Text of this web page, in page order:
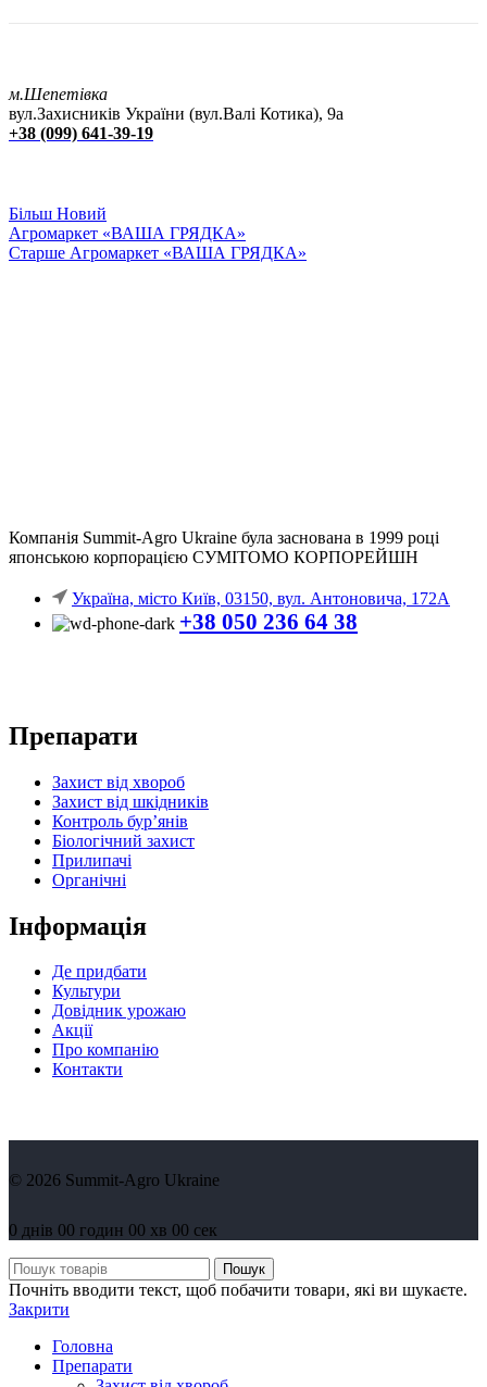
м.Шепетівка
вул.Захисників України (вул.Валі Котика), 9а
+38 (099) 641-39-19
Більш Новий
Агромаркет «ВАША ГРЯДКА»
Старше Агромаркет «ВАША ГРЯДКА»
Компанія Summit-Agro Ukraine була заснована в 1999 році
японською корпорацією СУМІТОМО КОРПОРЕЙШН
Україна, місто Київ, 03150, вул. Антоновича, 172А
+38 050 236 64 38
Препарати
Захист від хвороб
Захист від шкідників
Контроль бур’янів
Біологічний захист
Прилипачі
Органічні
Інформація
Де придбати
Культури
Довідник урожаю
Акції
Про компанію
Контакти
© 2026 Summit-Agro Ukraine
0 днів 00 годин 00 хв 00 сек
Пошук
Почніть вводити текст, щоб побачити товари, які ви шукаєте.
Закрити
Головна
Препарати